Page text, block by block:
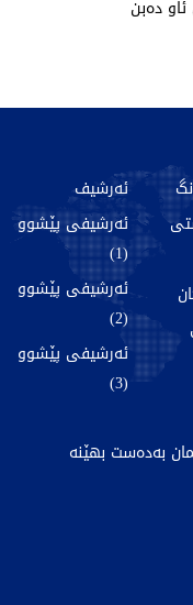
دەبن
ئەرشیف
ئەرشیفی پێشوو
(1)
ئەرشیفی پێشوو
(2)
ئەرشیفی پێشوو
(3)
بەدەست بهێنە